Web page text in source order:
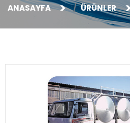
ANASAYFA ÜRÜNLER